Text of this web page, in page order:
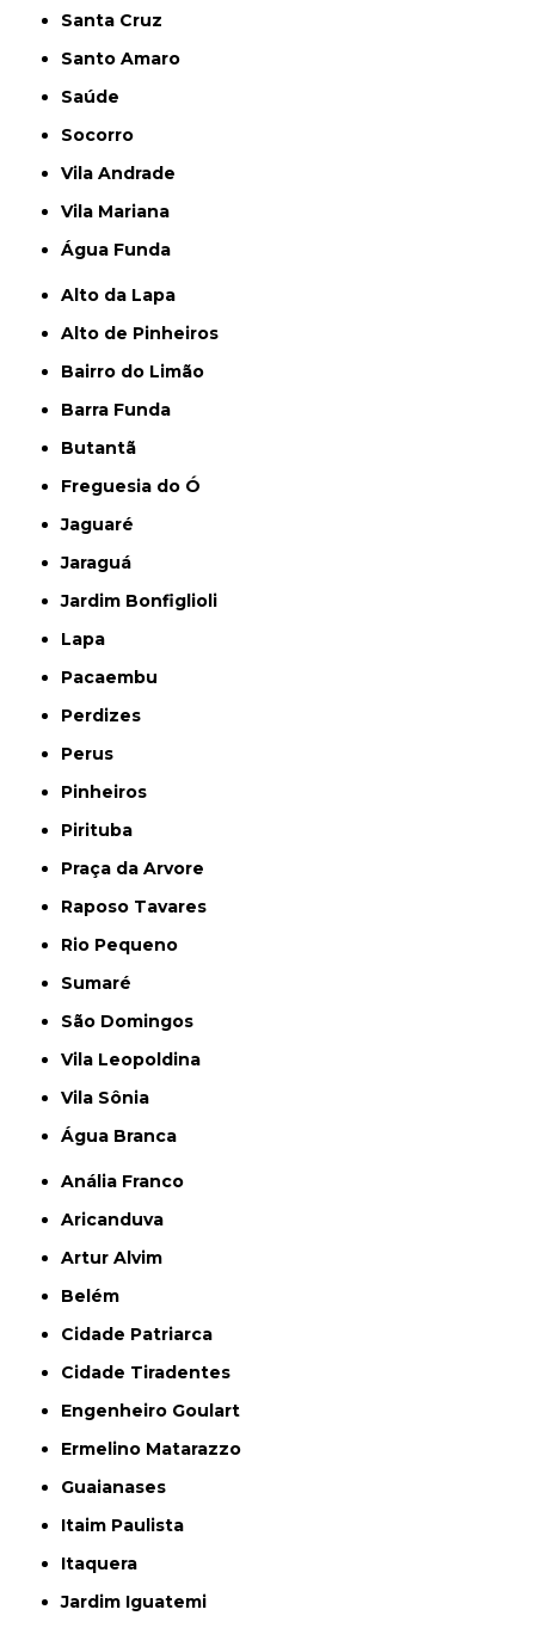
Santa Cruz
Santo Amaro
Saúde
Socorro
Vila Andrade
Vila Mariana
Água Funda
Alto da Lapa
Alto de Pinheiros
Bairro do Limão
Barra Funda
Butantã
Freguesia do Ó
Jaguaré
Jaraguá
Jardim Bonfiglioli
Lapa
Pacaembu
Perdizes
Perus
Pinheiros
Pirituba
Praça da Arvore
Raposo Tavares
Rio Pequeno
Sumaré
São Domingos
Vila Leopoldina
Vila Sônia
Água Branca
Anália Franco
Aricanduva
Artur Alvim
Belém
Cidade Patriarca
Cidade Tiradentes
Engenheiro Goulart
Ermelino Matarazzo
Guaianases
Itaim Paulista
Itaquera
Jardim Iguatemi